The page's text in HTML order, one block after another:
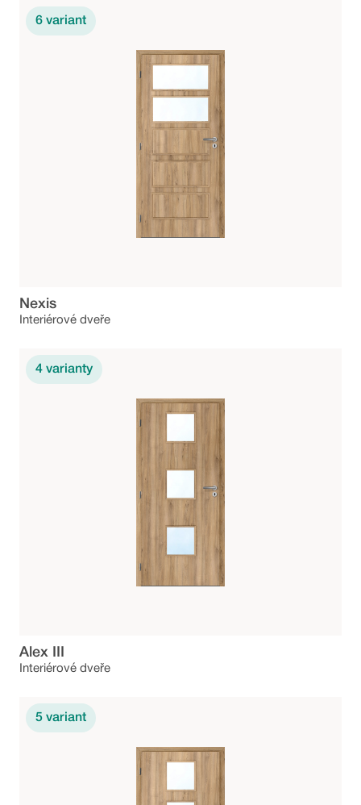
Nexis
Interiérové dveře
6 variant
Alex III
Interiérové dveře
4 varianty
5 variant